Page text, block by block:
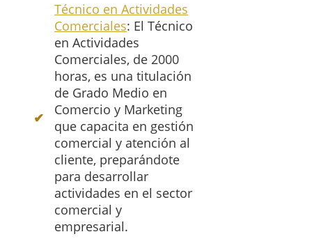
Técnico en Actividades
Comerciales: El Técnico
en Actividades
Comerciales, de 2000
horas, es una titulación
de Grado Medio en
Comercio y Marketing
que capacita en gestión
comercial y atención al
cliente, preparándote
para desarrollar
actividades en el sector
comercial y
empresarial.